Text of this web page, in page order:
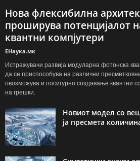
Нова флексибилна
проширува потенцијалот
квантни компјутери
ЕНаука.мк
Истражувачи развија модуларна фотонска
да се приспособува на различни
овозможува и посигурно создавање квантни
на грешки.
Новиот модел со
ја пресмета